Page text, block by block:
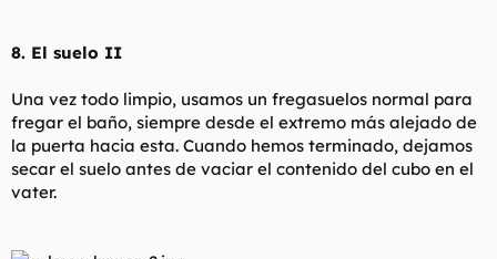
8. El suelo II
Una vez todo limpio, usamos un fregasuelos normal para
fregar el baño, siempre desde el extremo más alejado de
la puerta hacia esta. Cuando hemos terminado, dejamos
secar el suelo antes de vaciar el contenido del cubo en el
vater.